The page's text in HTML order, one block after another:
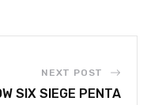
NEXT POST
SIX SIEGE PENTA